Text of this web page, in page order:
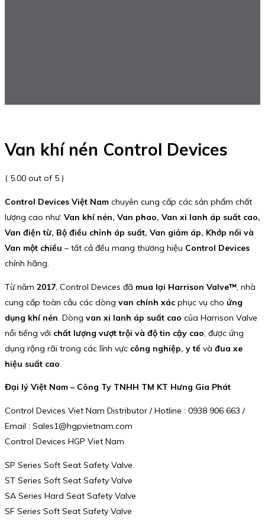
Van khí nén Control Devices
( 5.00 out of 5 )
Control Devices Việt Nam chuyên cung cấp các sản phẩm chất
lượng cao như: Van khí nén, Van phao, Van xi lanh áp suất cao,
Van điện từ, Bộ điều chỉnh áp suất, Van giảm áp, Khớp nối và
Van một chiều – tất cả đều mang thương hiệu Control Devices
chính hãng.
Từ năm 2017 , Control Devices đã mua lại Harrison Valve™ , nhà
cung cấp toàn cầu các dòng van chính xác phục vụ cho ứng
dụng khí nén . Dòng van xi lanh áp suất cao của Harrison Valve
nổi tiếng với chất lượng vượt trội và độ tin cậy cao , được ứng
dụng rộng rãi trong các lĩnh vực công nghiệp, y tế và đua xe
hiệu suất cao
Đại lý Việt Nam – Công Ty TNHH TM KT Hưng Gia Phát
Control Devices Viet Nam Distributor / Hotline : 0938 906 663 /
Email : Sales1@hgpvietnam.com
Control Devices HGP Viet Nam
SP Series Soft Seat Safety Valve
ST Series Soft Seat Safety Valve
SA Series Hard Seat Safety Valve
SF Series Soft Seat Safety Valve